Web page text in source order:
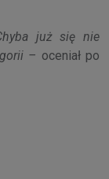
już się nie
– oceniał po